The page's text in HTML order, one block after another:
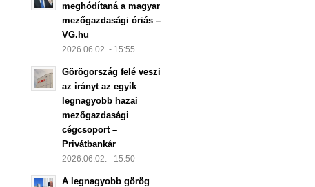
meghódítaná a magyar
mezőgazdasági óriás –
VG.hu
2026.06.02. - 15:55
Görögország felé veszi
az irányt az egyik
legnagyobb hazai
mezőgazdasági
cégcsoport –
Privátbankár
2026.06.02. - 15:50
A legnagyobb görög